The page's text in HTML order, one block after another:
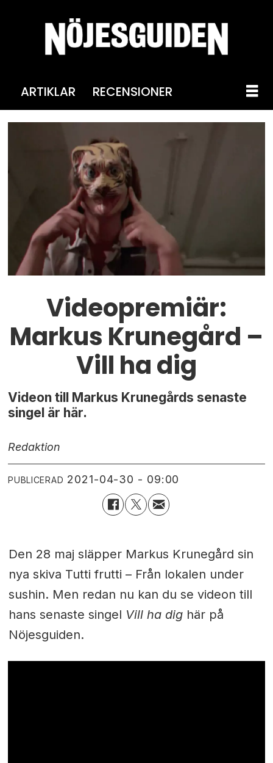
ARTIKLAR RECENSIONER
Videopremiär:
Markus Krunegård –
Vill ha dig
Videon till Markus Krunegårds senaste
singel är här.
Redaktion
PUBLICERAD 2021-04-30 - 09:00
Den 28 maj släpper Markus Krunegård sin
nya skiva Tutti frutti – Från lokalen under
sushin. Men redan nu kan du se videon till
hans senaste singel Vill ha dighär på
Nöjesguiden.